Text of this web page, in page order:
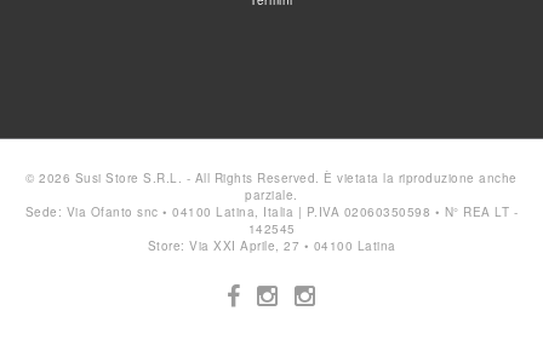
© 2026 Susi Store S.R.L. - All Rights Reserved. È vietata la riproduzione anche
parziale.
Sede: Via Ofanto snc • 04100 Latina, Italia | P.IVA 02060350598 • N° REA LT -
142545
Store: Via XXI Aprile, 27 • 04100 Latina